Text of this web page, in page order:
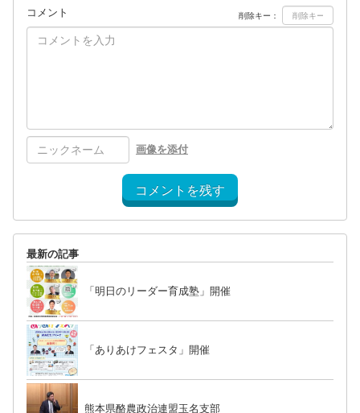
コメント 削除キー：
画像を添付
コメントを残す
最新の記事
「明日のリーダー育成塾」開催
「ありあけフェスタ」開催
熊本県酪農政治連盟玉名支部